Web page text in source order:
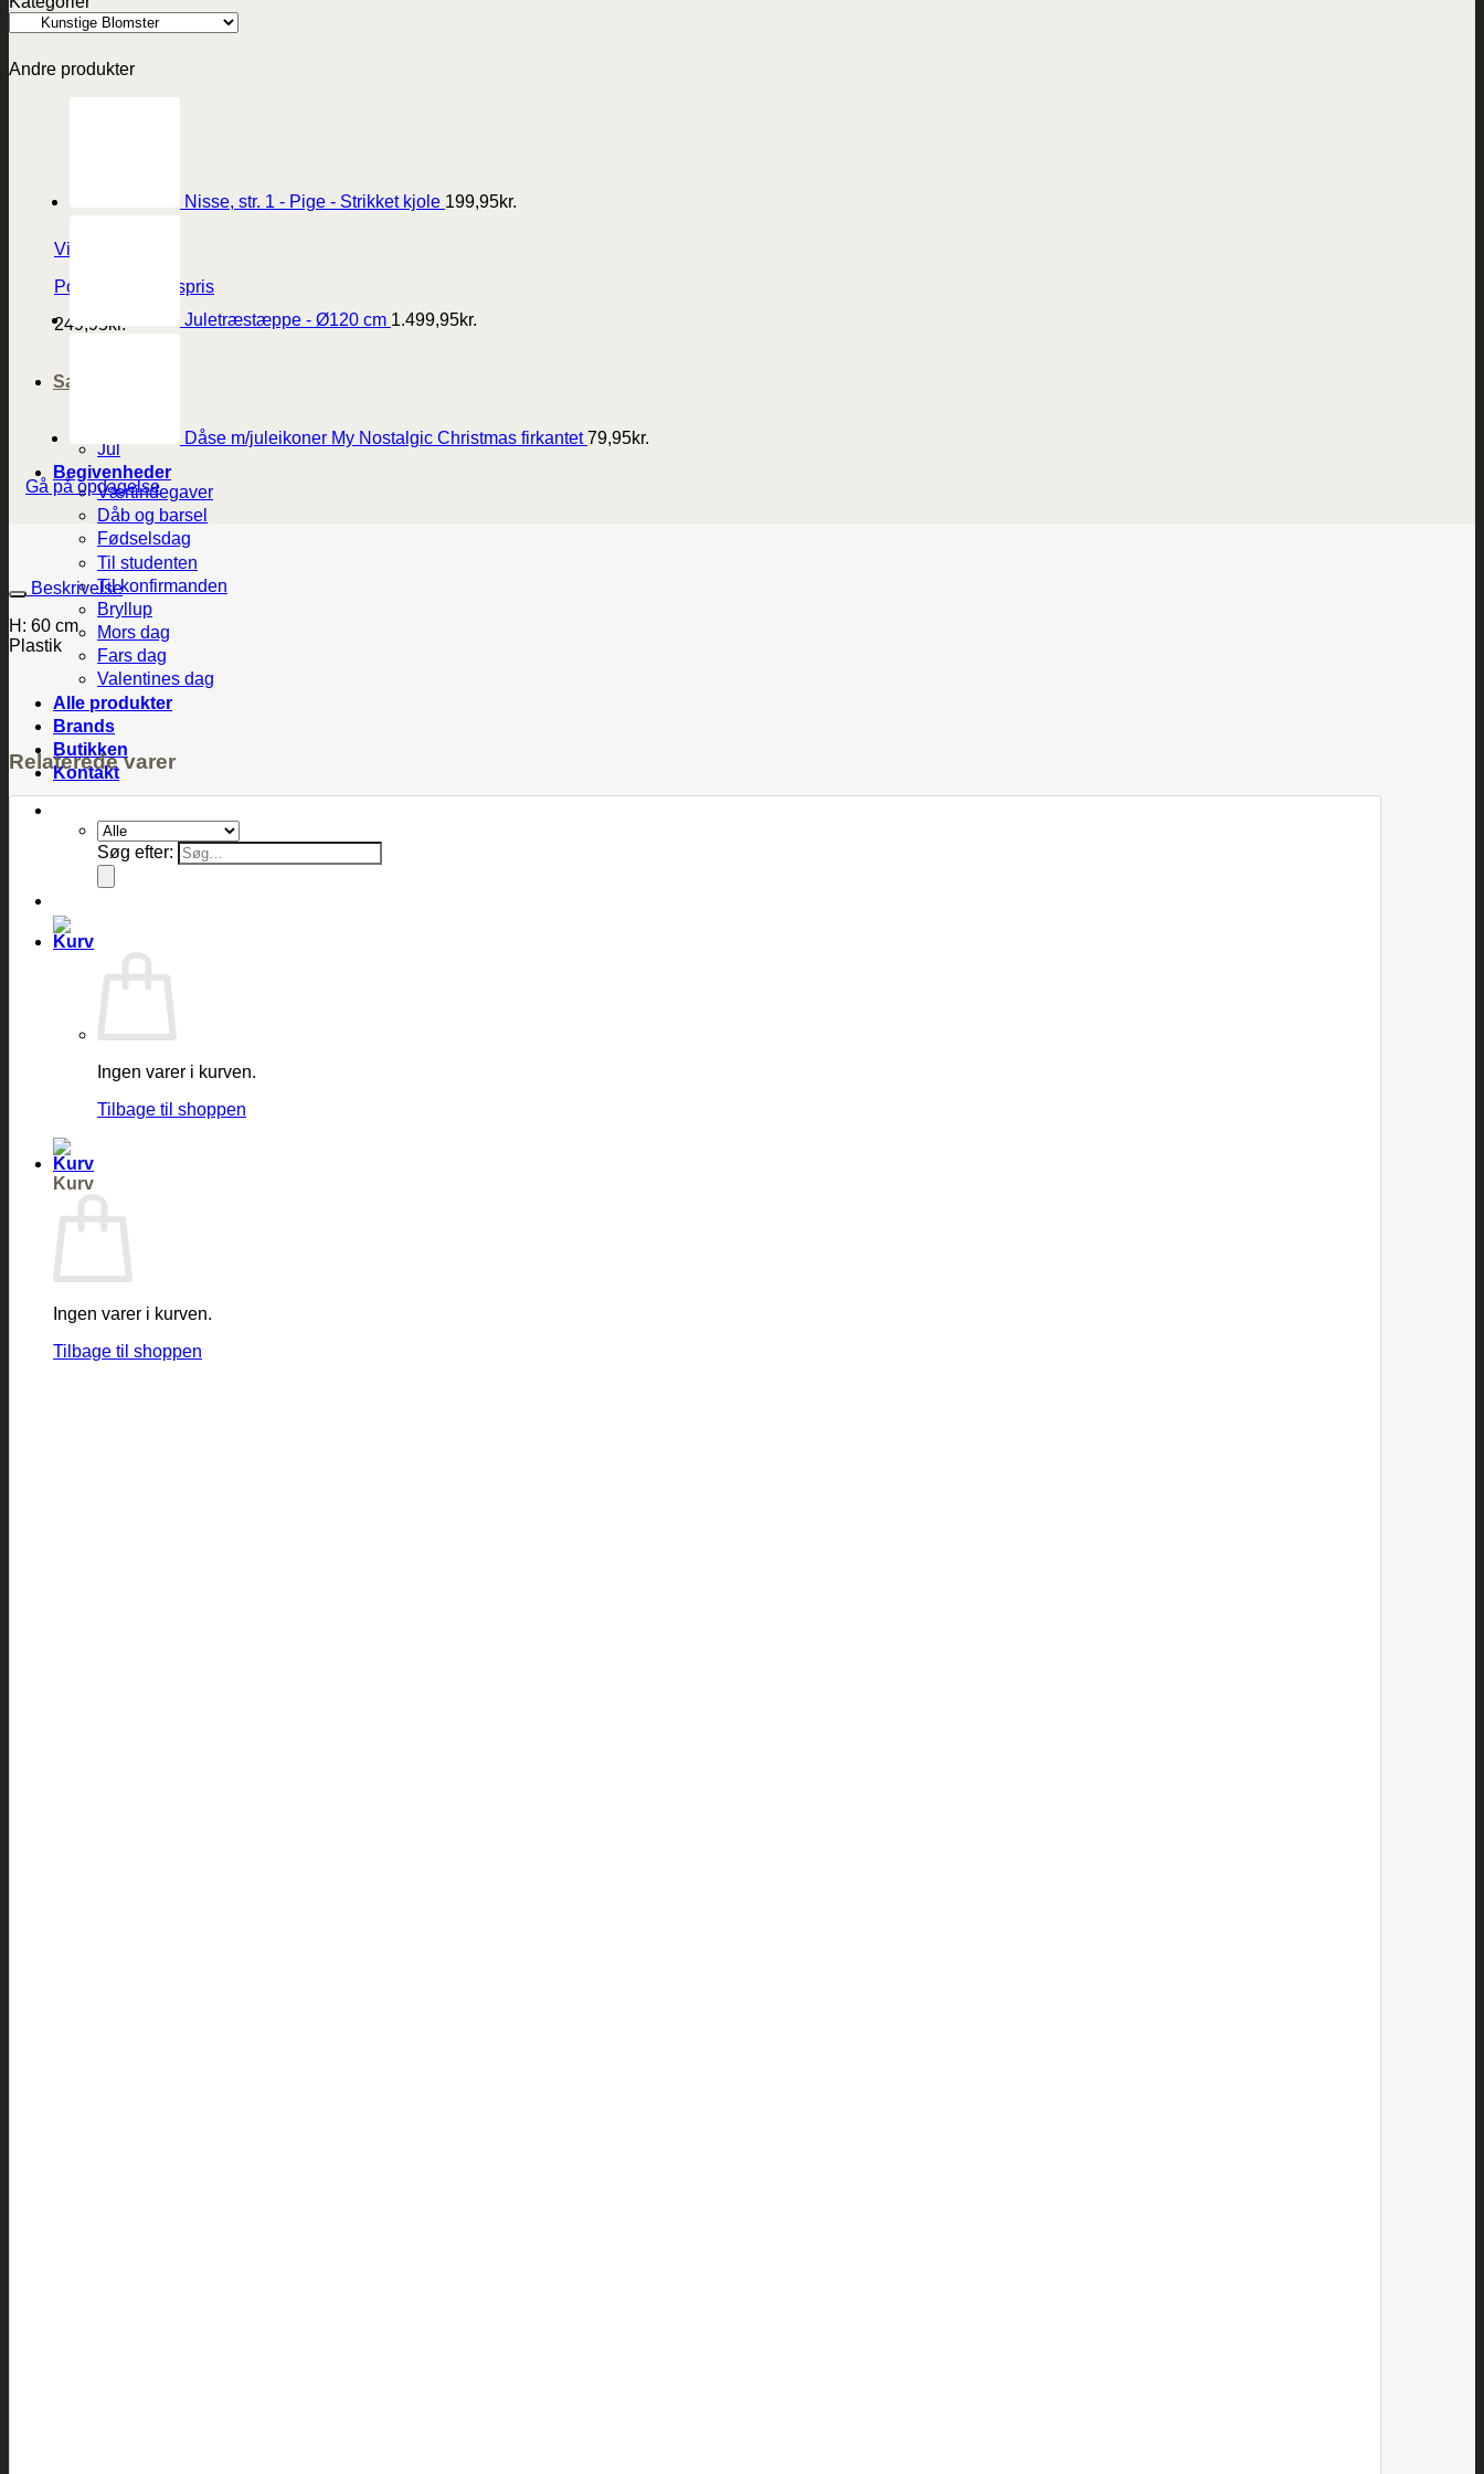
Vis
Porcelæns Ærespris
249,95kr.
Sæson
Jul
Begivenheder
Værtindegaver
Dåb og barsel
Fødselsdag
Til studenten
Til konfirmanden
Bryllup
Mors dag
Fars dag
Valentines dag
Alle produkter
Brands
Butikken
Kontakt
Søg efter:
Ingen varer i kurven.
Tilbage til shoppen
Kurv
Ingen varer i kurven.
Tilbage til shoppen
Andre produkter
Nisse, str. 1 - Pige - Strikket kjole 199,95kr.
Juletræstæppe - Ø120 cm 1.499,95kr.
Dåse m/juleikoner My Nostalgic Christmas firkantet 79,95kr.
Gå på opdagelse
Beskrivelse
H: 60 cm
Plastik
Relaterede varer